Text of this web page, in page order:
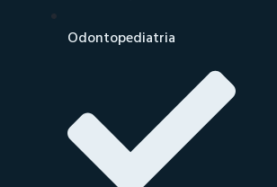
Odontopediatria